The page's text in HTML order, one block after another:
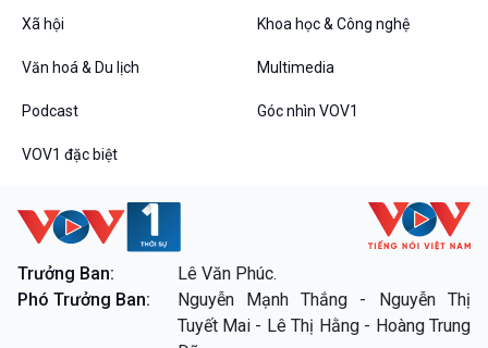
Thanh âm ký sự
Chân dung cuộc sống
Xã hội Khoa học & Công nghệ
Văn hoá & Du lịch Multimedia
Podcast Góc nhìn VOV1
VOV1 đặc biệt
Trưởng Ban:
Lê Văn Phúc.
Phó Trưởng Ban:
Nguyễn Mạnh Thắng - Nguyễn Thị
Tuyết Mai - Lê Thị Hằng - Hoàng Trung